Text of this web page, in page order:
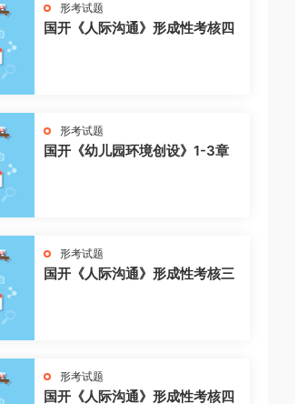
形考试题
国开《人际沟通》形成性考核四
形考试题
国开《幼儿园环境创设》1-3章
形考试题
国开《人际沟通》形成性考核三
形考试题
国开《人际沟通》形成性考核四